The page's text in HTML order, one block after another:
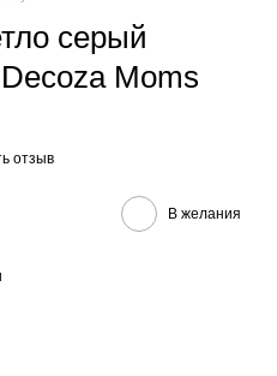
серый
Moms
отзыв
В желания